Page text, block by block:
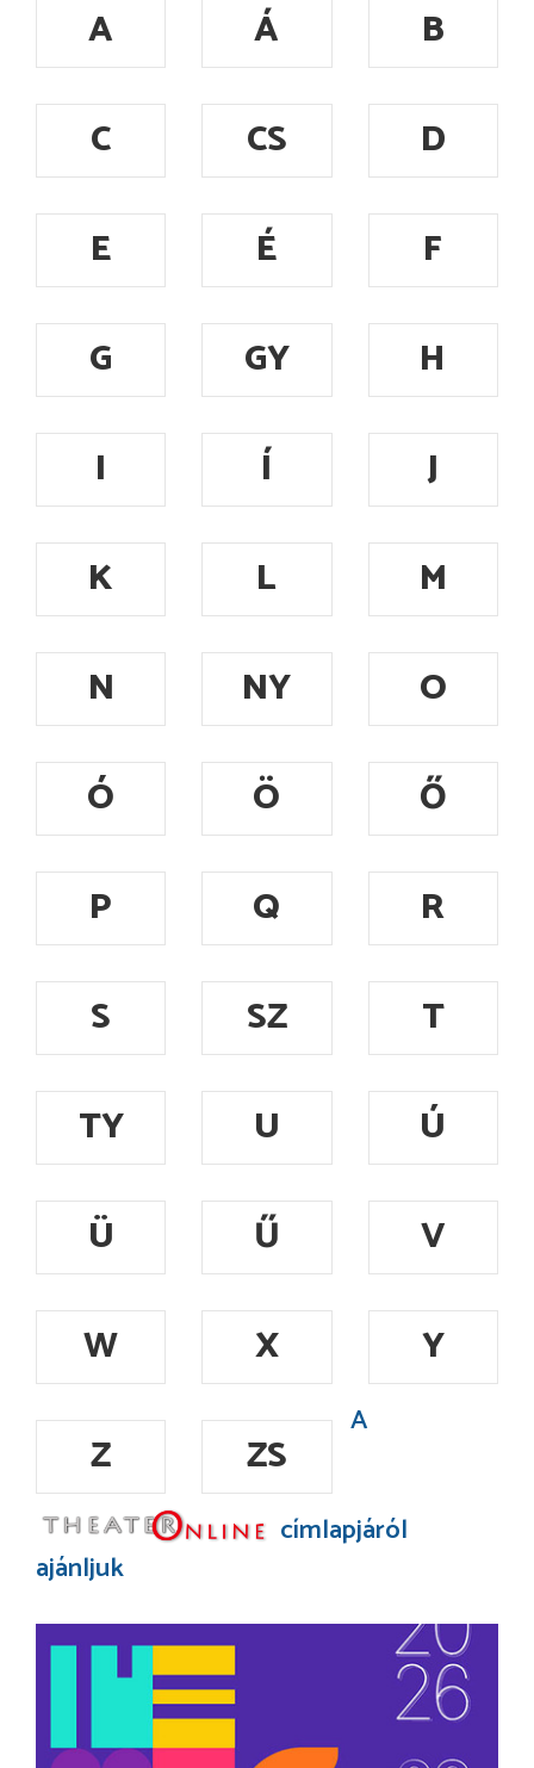
A Á
B
C
CS
D
E
É
F
G
GY
H
I
Í
J
K
L
M
N
NY
O
Ó
Ö
Ő
P
Q
R
S
SZ
T
TY
U
Ú
Ü
Ű
V
W
X
Y
Z
ZS
A
címlapjáról
ajánljuk